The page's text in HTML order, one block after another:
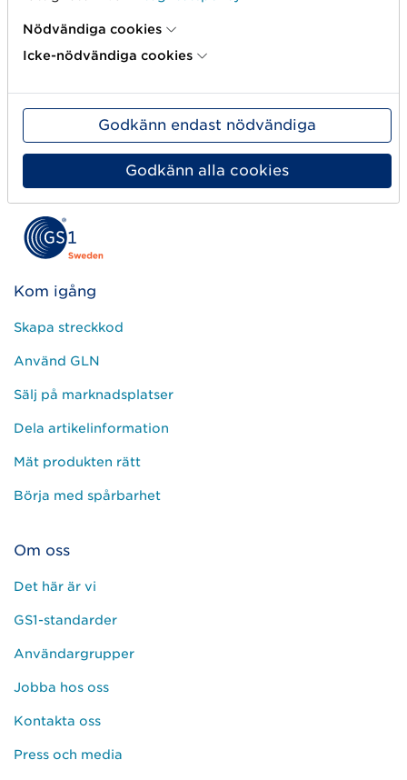
Läs mer
«Previous Page
1 2 3 4 … 7 »
Kom igång
Skapa streckkod
Använd GLN
Sälj på marknadsplatser
Dela artikelinformation
Mät produkten rätt
Börja med spårbarhet
Om oss
Det här är vi
GS1-standarder
Användargrupper
Jobba hos oss
Kontakta oss
Press och media
Nödvändiga cookies
Icke-nödvändiga cookies
Godkänn endast nödvändiga
Godkänn alla cookies